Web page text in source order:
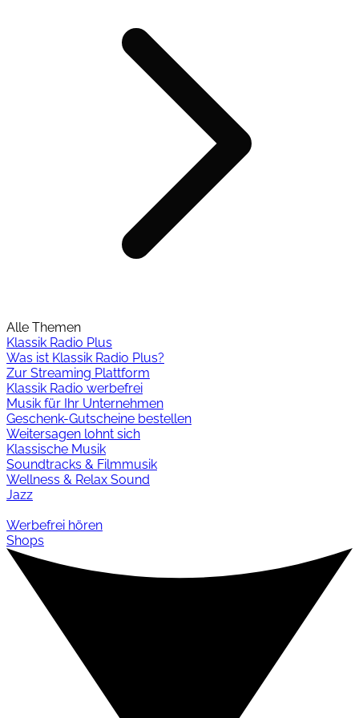
Alle Themen
Klassik Radio Plus
Was ist Klassik Radio Plus?
Zur Streaming Plattform
Klassik Radio werbefrei
Musik für Ihr Unternehmen
Geschenk-Gutscheine bestellen
Weitersagen lohnt sich
Klassische Musik
Soundtracks & Filmmusik
Wellness & Relax Sound
Jazz
Werbefrei hören
Shops